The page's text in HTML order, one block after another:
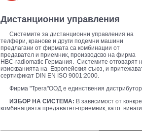
Дистанционни управления
Системите за дистанционни управления на
телфери, кранове и други подемни машини
предлагани от фирмата са комбинации от
предавател и приемник, производсво на фирма
HBC-radiomatic Германия. Системите отговарят
изискванията на Европейския съюз, и
сертификат DIN EN ISO 9001:2000.
Фирма "Трега"ООД е единствения
ИЗБОР НА СИСТЕМА: В зависимост от
комбинацията предавател-приемник, като